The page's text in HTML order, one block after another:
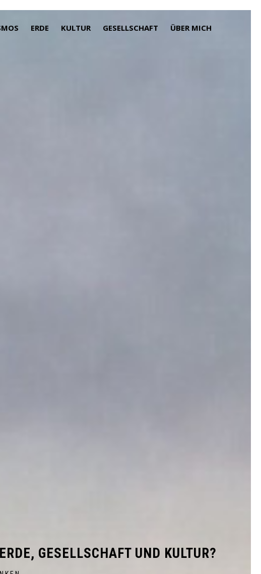
ERDE KULTUR GESELLSCHAFT ÜBER MICH
GESELLSCHAFT UND KULTUR?